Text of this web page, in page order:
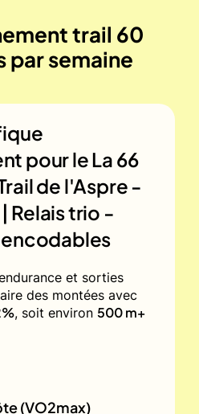
trail 60
par semaine
pour leLa 66
de l'Aspre -
Relais trio -
et sorties
des montées avec
, soit environ 500 m+
(VO2max)